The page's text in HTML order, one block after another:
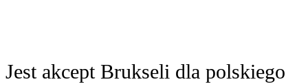
Jest akcept Brukseli dla polskiego